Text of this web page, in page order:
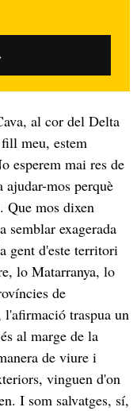
al cor del Delta
meu, estem
esperem mai res de
mos perquè
Que mos dixen
semblar exagerada
gent d'este territori
lo Matarranya, lo
de
traspua un
al marge de la
de viure i
vinguen d'on
I som salvatges, sí,